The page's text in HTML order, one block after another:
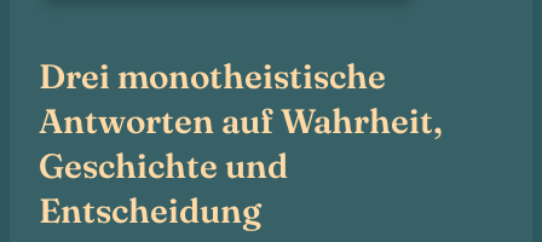
Drei monotheistische
Antworten auf Wahrheit,
Geschichte und
Entscheidung